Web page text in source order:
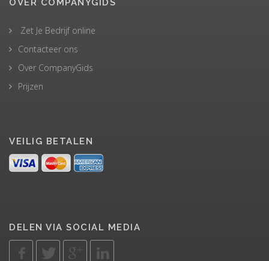
OVER COMPANYGIDS
Zet Je Bedrijf online
Contacteer ons
Over CompanyGids
Prijzen
VEILIG BETALEN
DELEN VIA SOCIAL MEDIA